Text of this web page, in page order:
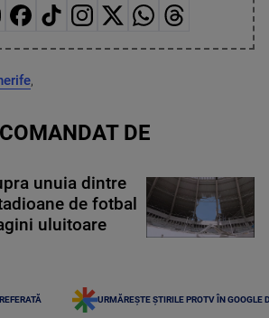
,
DE
unuia dintre
de fotbal
uluitoare
URMĂREȘTE ȘTIRILE PROTV ÎN GOOGLE